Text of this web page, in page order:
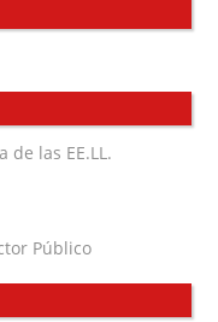
de las EE.LL.
Público